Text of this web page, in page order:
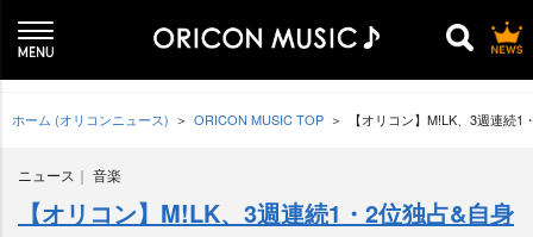
ホーム (オリコンニュース) ORICON MUSIC TOP 【オリコン】M!LK、3週連続
ニュース 音楽
【オリコン】M!LK、3週連続1・2位独占&自身